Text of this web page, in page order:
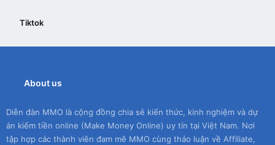
Tiktok
About us
Diễn đàn MMO là cộng đồng chia sẻ kiến thức, kinh nghiệm và dự
án kiếm tiền online (Make Money Online) uy tín tại Việt Nam. Nơi
tập hợp các thành viên đam mê MMO cùng thảo luận về Affiliate,